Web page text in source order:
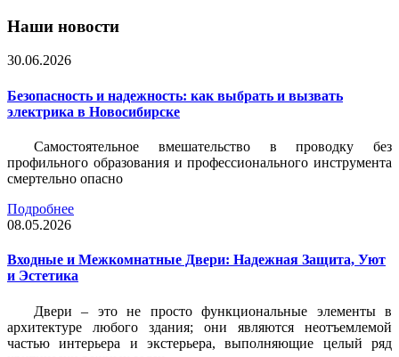
Наши новости
30.06.2026
Безопасность и надежность: как выбрать и вызвать
электрика в Новосибирске
Самостоятельное вмешательство в проводку без
профильного образования и профессионального инструмента
смертельно опасно
Подробнее
08.05.2026
Входные и Межкомнатные Двери: Надежная Защита, Уют
и Эстетика
Двери – это не просто функциональные элементы в
архитектуре любого здания; они являются неотъемлемой
частью интерьера и экстерьера, выполняющие целый ряд